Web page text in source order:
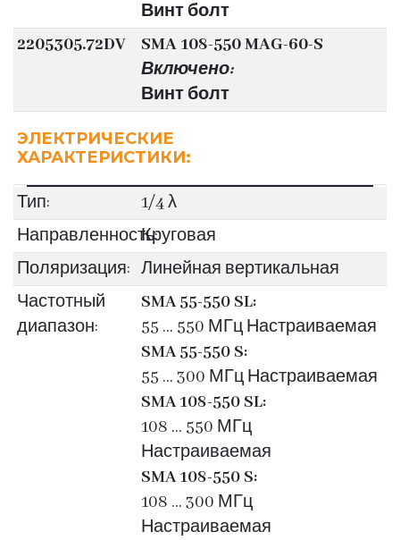
Винт болт
2205305.72DV
SMA 108-550 MAG-60-S
Включено:
Винт болт
ЭЛЕКТРИЧЕСКИЕ
ХАРАКТЕРИСТИКИ:
Тип:
1/4 λ
Направленность:Круговая
Поляризация: Линейная вертикальная
Частотный
диапазон:
SMA 55-550 SL:
55 … 550 МГц Настраиваемая
SMA 55-550 S:
55 … 300 МГц Настраиваемая
SMA 108-550 SL:
108 … 550 МГц
Настраиваемая
SMA 108-550 S:
108 … 300 МГц
Настраиваемая